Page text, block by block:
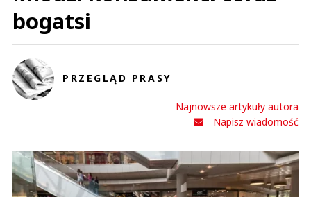
bogatsi
PRZEGLĄD PRASY
Najnowsze artykuły autora
Napisz wiadomość